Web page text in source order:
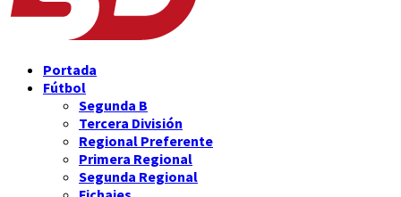
Portada
Fútbol
Segunda B
Tercera División
Regional Preferente
Primera Regional
Segunda Regional